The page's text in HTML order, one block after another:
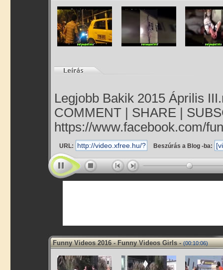
Legjobb Bakik 2015 Április
COMMENT | SHARE |
https://www.facebook.com/
URL: Beszúrás a Blog -ba:
Funny Videos 2016 - Funny Videos Girls - (00:10:06)